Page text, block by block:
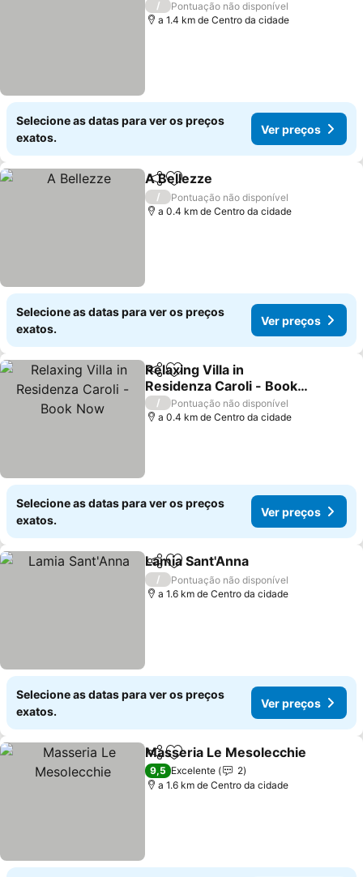
/
Pontuação não disponível
a 1.4 km de Centro da cidade
Selecione as datas para ver os preços
exatos.
Ver preços
PartilharAdicionar aos favoritos
A Bellezze
/
Pontuação não disponível
a 0.4 km de Centro da cidade
Selecione as datas para ver os preços
exatos.
Ver preços
PartilharAdicionar aos favoritos
Relaxing Villa in
Residenza Caroli - Book
Now
Ver preços
/
Pontuação não disponível
a 0.4 km de Centro da cidade
Selecione as datas para ver os preços
exatos.
Ver preços
PartilharAdicionar aos favoritos
Lamia Sant'Anna
/
Pontuação não disponível
a 1.6 km de Centro da cidade
Selecione as datas para ver os preços
exatos.
Ver preços
PartilharAdicionar aos favoritos
Masseria Le Mesolecchie
9,5 Excelente
2
a 1.6 km de Centro da cidade